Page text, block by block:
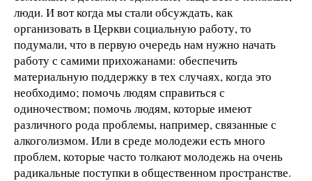
люди. И вот когда мы стали обсуждать, как
организовать в Церкви социальную работу, то
подумали, что в первую очередь нам нужно начать
работу с самими прихожанами: обеспечить
материальную поддержку в тех случаях, когда это
необходимо; помочь людям справиться с
одиночеством; помочь людям, которые имеют
различного рода проблемы, например, связанные с
алкоголизмом. Или в среде молодежи есть много
проблем, которые часто толкают молодежь на очень
радикальные поступки в общественном пространстве.